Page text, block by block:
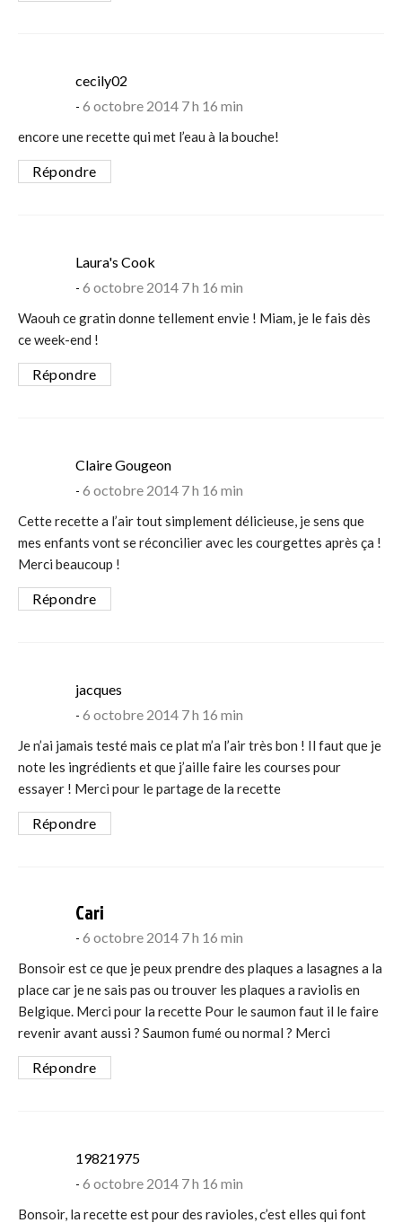
cecily02
6 octobre 2014 7 h 16 min
encore une recette qui met l’eau à la bouche!
Répondre
Laura's Cook
6 octobre 2014 7 h 16 min
Waouh ce gratin donne tellement envie ! Miam, je le fais dès
ce week-end !
Répondre
Claire Gougeonsays:
6 octobre 2014 7 h 16 min
Cette recette a l’air tout simplement délicieuse, je sens que
mes enfants vont se réconcilier avec les courgettes après ça !
Merci beaucoup !
Répondre
jacques
6 octobre 2014 7 h 16 min
Je n’ai jamais testé mais ce plat m’a l’air très bon ! Il faut que je
note les ingrédients et que j’aille faire les courses pour
essayer ! Merci pour le partage de la recette
Répondre
Cari
6 octobre 2014 7 h 16 min
Bonsoir est ce que je peux prendre des plaques a lasagnes a la
place car je ne sais pas ou trouver les plaques a raviolis en
Belgique. Merci pour la recette Pour le saumon faut il le faire
revenir avant aussi ? Saumon fumé ou normal ? Merci
Répondre
19821975says:
6 octobre 2014 7 h 16 min
Bonsoir, la recette est pour des ravioles, c’est elles qui font